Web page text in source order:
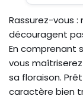
Rassurez-vous
découragent
En comprenant
vous
sa floraison.
caractère bien